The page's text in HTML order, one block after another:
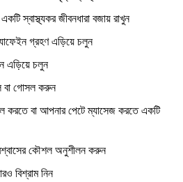
স্বাস্থ্যকর জীবনধারা বজায় রাখুন
গ্রহণ এড়িয়ে চলুন
এড়িয়ে চলুন
বা গোসল করুন
করতে বা আপনার পেটে ম্যাসেজ করতে একটি
কৌশল অনুশীলন করুন
বিশ্রাম নিন